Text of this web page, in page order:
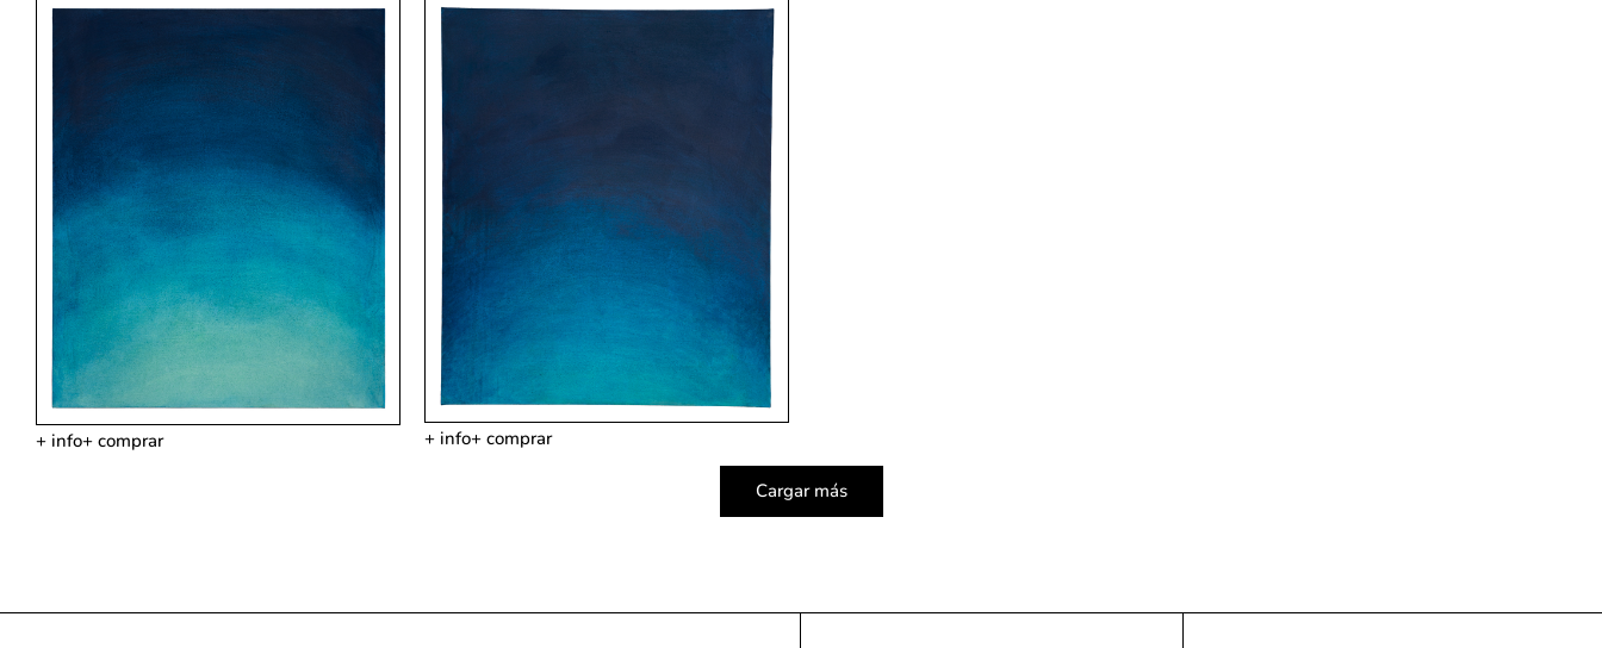
+ info+ comprar + info+ comprar
Cargar más